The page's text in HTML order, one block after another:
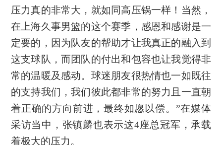
压力真的非常大，就如同高压锅一样！当然，
在上海久事男篮的这个赛季，感恩和感谢是一
定要的，因为队友的帮助才让我真正的融入到
这支球队，而团队的付出和包容也让我觉得非
常的温暖及感动。球迷朋友很热情也一如既往
的支持我们，我们彼此都非常的努力且一直朝
着正确的方向前进，最终如愿以偿。”在媒体
采访当中，张镇麟也表示这4座总冠军，承载
着极大的压力。